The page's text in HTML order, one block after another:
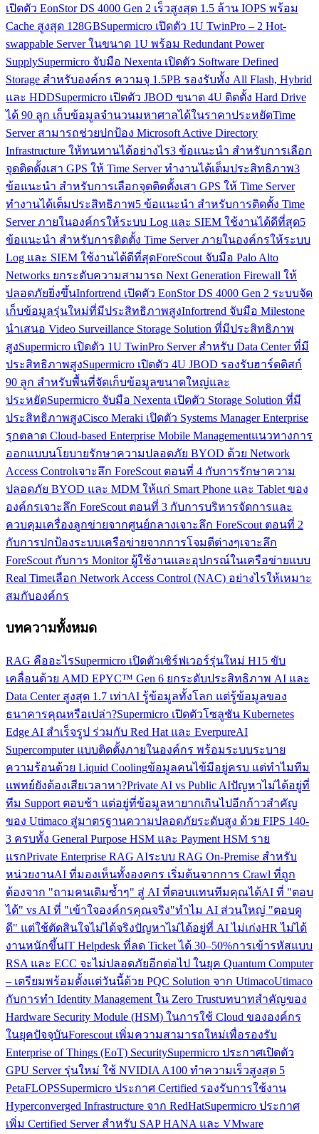
เปิดตัว EonStor DS 4000 Gen 2 เร็วสูงสุด 1.5 ล้าน IOPS พร้อม
Cache สูงสุด 128GBSupermicro เปิดตัว 1U TwinPro – 2 Hot-
swappable Server ในขนาด 1U พร้อม Redundant Power
SupplySupermicro จับมือ Nexenta เปิดตัว Software Defined
Storage สำหรับองค์กร ความจุ 1.5PB รองรับทั้ง All Flash, Hybrid
และ HDDSupermicro เปิดตัว JBOD ขนาด 4U ติดตั้ง Hard Drive
ได้ 90 ลูก เก็บข้อมูลจำนวนมหาศาลได้ในราคาประหยัดTime
Server สามารถช่วยปกป้อง Microsoft Active Directory
Infrastructure ให้ทนทานได้อย่างไร3 ข้อแนะนำ สำหรับการเลือก
จุดติดตั้งเสา GPS ให้ Time Server ทำงานได้เต็มประสิทธิภาพ3
ข้อแนะนำ สำหรับการเลือกจุดติดตั้งเสา GPS ให้ Time Server
ทำงานได้เต็มประสิทธิภาพ5 ข้อแนะนำ สำหรับการติดตั้ง Time
Server ภายในองค์กรให้ระบบ Log และ SIEM ใช้งานได้ดีที่สุด5
ข้อแนะนำ สำหรับการติดตั้ง Time Server ภายในองค์กรให้ระบบ
Log และ SIEM ใช้งานได้ดีที่สุดForeScout จับมือ Palo Alto
Networks ยกระดับความสามารถ Next Generation Firewall ให้
ปลอดภัยยิ่งขึ้นInfortrend เปิดตัว EonStor DS 4000 Gen 2 ระบบจัด
เก็บข้อมูลรุ่นใหม่ที่มีประสิทธิภาพสูงInfortrend จับมือ Milestone
นำเสนอ Video Surveillance Storage Solution ที่มีประสิทธิภาพ
สูงSupermicro เปิดตัว 1U TwinPro Server สำหรับ Data Center ที่มี
ประสิทธิภาพสูงSupermicro เปิดตัว 4U JBOD รองรับฮาร์ดดิสก์
90 ลูก สำหรับพื้นที่จัดเก็บข้อมูลขนาดใหญ่และ
ประหยัดSupermicro จับมือ Nexenta เปิดตัว Storage Solution ที่มี
ประสิทธิภาพสูงCisco Meraki เปิดตัว Systems Manager Enterprise
รุกตลาด Cloud-based Enterprise Mobile Managementแนวทางการ
ออกแบบนโยบายรักษาความปลอดภัย BYOD ด้วย Network
Access Controlเจาะลึก ForeScout ตอนที่ 4 กับการรักษาความ
ปลอดภัย BYOD และ MDM ให้แก่ Smart Phone และ Tablet ของ
องค์กรเจาะลึก ForeScout ตอนที่ 3 กับการบริหารจัดการและ
ควบคุมเครื่องลูกข่ายจากศูนย์กลางเจาะลึก ForeScout ตอนที่ 2
กับการปกป้องระบบเครือข่ายจากการโจมตีต่างๆเจาะลึก
ForeScout กับการ Monitor ผู้ใช้งานและอุปกรณ์ในเครือข่ายแบบ
Real Timeเลือก Network Access Control (NAC) อย่างไรให้เหมาะ
สมกับองค์กร
บทความทั้งหมด
RAG คืออะไรSupermicro เปิดตัวเซิร์ฟเวอร์รุ่นใหม่ H15 ขับ
เคลื่อนด้วย AMD EPYC™ Gen 6 ยกระดับประสิทธิภาพ AI และ
Data Center สูงสุด 1.7 เท่าAI รู้ข้อมูลทั้งโลก แต่รู้ข้อมูลของ
ธนาคารคุณหรือเปล่า?Supermicro เปิดตัวโซลูชัน Kubernetes
Edge AI สำเร็จรูป ร่วมกับ Red Hat และ EverpureAI
Supercomputer แบบติดตั้งภายในองค์กร พร้อมระบบระบาย
ความร้อนด้วย Liquid Coolingข้อมูลคนไข้มีอยู่ครบ แต่ทำไมทีม
แพทย์ยังต้องเสียเวลาหา?Private AI vs Public AIปัญหาไม่ได้อยู่ที่
ทีม Support ตอบช้า แต่อยู่ที่ข้อมูลหายากเกินไปอีกก้าวสำคัญ
ของ Utimaco สู่มาตรฐานความปลอดภัยระดับสูง ด้วย FIPS 140-
3 ครบทั้ง General Purpose HSM และ Payment HSM ราย
แรกPrivate Enterprise RAG AIระบบ RAG On-Premise สำหรับ
หน่วยงานAI ที่มองเห็นทั้งองคกร เริ่มต้นจากการ Crawl ที่ถูก
ต้องจาก "ถามคนเดิมซ้ำๆ" สู่ AI ที่ตอบแทนทีมคุณได้AI ที่ "ตอบ
ได้" vs AI ที่ "เข้าใจองค์กรคุณจริง"ทำไม AI ส่วนใหญ่ "ตอบดู
ดี" แต่ใช้ตัดสินใจไม่ได้จริงปัญหาไม่ได้อยู่ที่ AI ไม่เก่งHR ไม่ได้
งานหนักขึ้นIT Helpdesk ที่ลด Ticket ได้ 30–50%การเข้ารหัสแบบ
RSA และ ECC จะไม่ปลอดภัยอีกต่อไป ในยุค Quantum Computer
– เตรียมพร้อมตั้งแต่วันนี้ด้วย PQC Solution จาก UtimacoUtimaco
กับการทำ Identity Management ใน Zero Trustบทบาทสำคัญของ
Hardware Security Module (HSM) ในการใช้ Cloud ขององค์กร
ในยุคปัจจุบันForescout เพิ่มความสามารถใหม่เพื่อรองรับ
Enterprise of Things (EoT) SecuritySupermicro ประกาศเปิดตัว
GPU Server รุ่นใหม่ ใช้ NVIDIA A100 ทำความเร็วสูงสุด 5
PetaFLOPSSupermicro ประกาศ Certified รองรับการใช้งาน
Hyperconverged Infrastructure จาก RedHatSupermicro ประกาศ
เพิ่ม Certified Server สำหรับ SAP HANA และ VMware